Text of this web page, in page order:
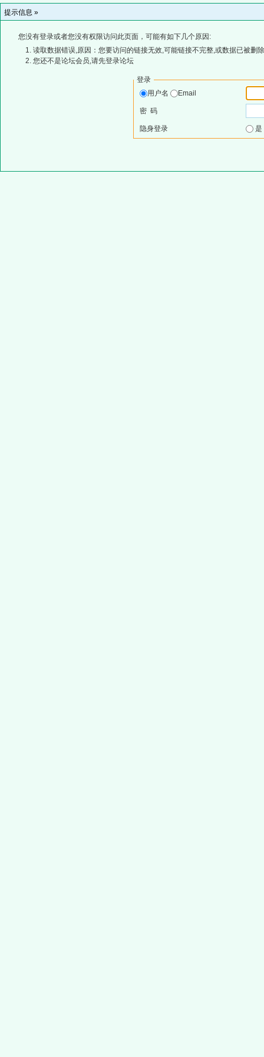
提示信息 »
您没有登录或者您没有权限访问此页面，可能有如下几个原因:
读取数据错误,原因：您要访问的链接无效,可能链接不完整,或数据已被删
您还不是论坛会员,请先登录论坛
登录
用户名
Email
密 码
隐身登录